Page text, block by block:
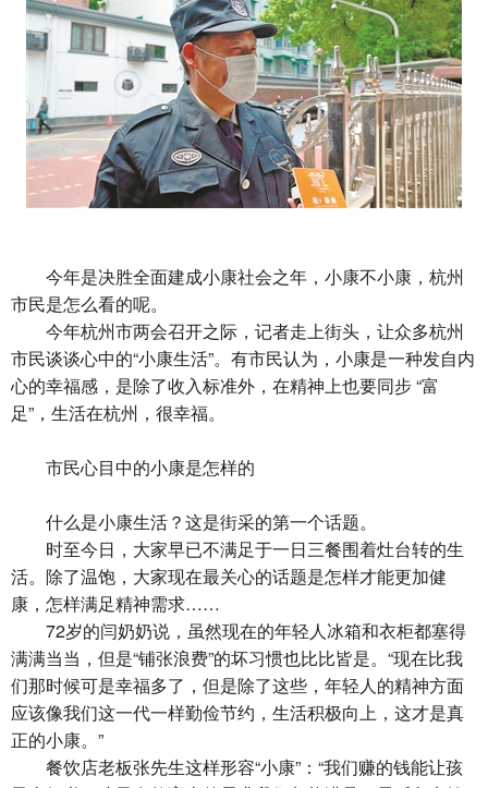
今年是决胜全面建成小康社会之年，小康不小康，杭州
市民是怎么看的呢。
今年杭州市两会召开之际，记者走上街头，让众多杭州
市民谈谈心中的“小康生活”。有市民认为，小康是一种发自内
心的幸福感，是除了收入标准外，在精神上也要同步 “富
足”，生活在杭州，很幸福。
市民心目中的小康是怎样的
什么是小康生活？这是街采的第一个话题。
时至今日，大家早已不满足于一日三餐围着灶台转的生
活。除了温饱，大家现在最关心的话题是怎样才能更加健
康，怎样满足精神需求……
72岁的闫奶奶说，虽然现在的年轻人冰箱和衣柜都塞得
满满当当，但是“铺张浪费”的坏习惯也比比皆是。“现在比我
们那时候可是幸福多了，但是除了这些，年轻人的精神方面
应该像我们这一代一样勤俭节约，生活积极向上，这才是真
正的小康。”
餐饮店老板张先生这样形容“小康”：“我们赚的钱能让孩